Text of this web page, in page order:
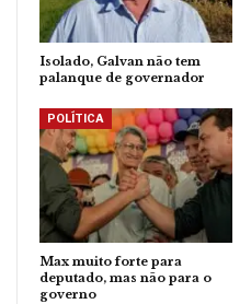
Isolado, Galvan não tem
palanque de governador
POLÍTICA
Max muito forte para
deputado, mas não para o
governo